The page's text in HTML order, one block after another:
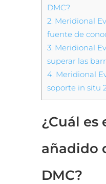
DMC?
2. Meridional
fuente de
3. Meridional
superar las
4. Meridional
soporte in situ
¿Cuál es
añadido
DMC?